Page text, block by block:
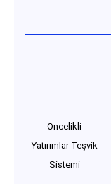
Öncelikli
Yatırımlar Teşvik
Sistemi